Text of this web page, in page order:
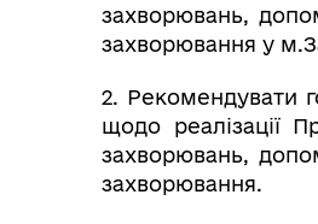
захворювань,
захворювання у
2. Рекомендувати
щодо реалізації
захворювань,
захворювання.